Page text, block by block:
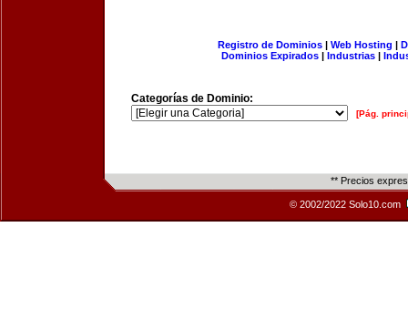
Registro de Dominios| Web Hosting |
Dominios Expirados | Industrias |
Categorías de Dominio:
[Pág.
** Precios
© 2002/2022 Solo10.com